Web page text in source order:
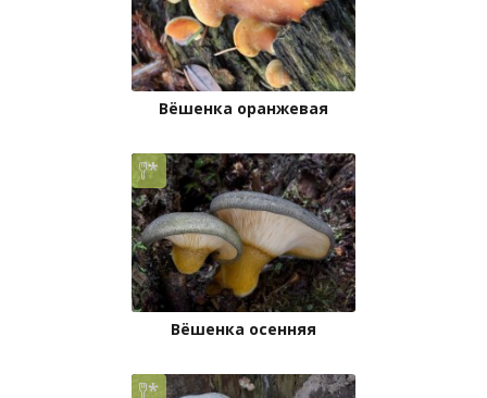
Вёшенка оранжевая
Вёшенка осенняя